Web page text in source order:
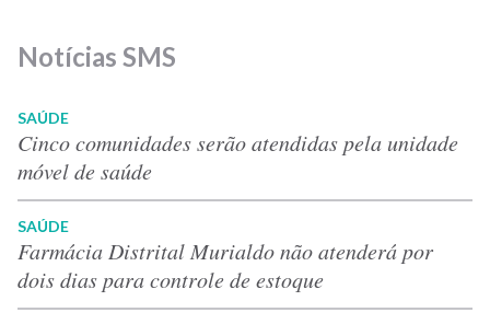
Notícias SMS
SAÚDE
Cinco comunidades serão atendidas pela unidade
móvel de saúde
SAÚDE
Farmácia Distrital Murialdo não atenderá por
dois dias para controle de estoque